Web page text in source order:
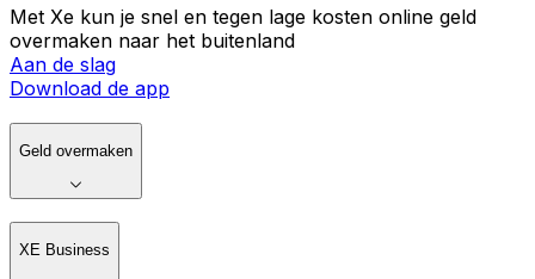
Met Xe kun je snel en tegen lage kosten online geld
overmaken naar het buitenland
Aan de slag
Download de app
Geld overmaken
XE Business